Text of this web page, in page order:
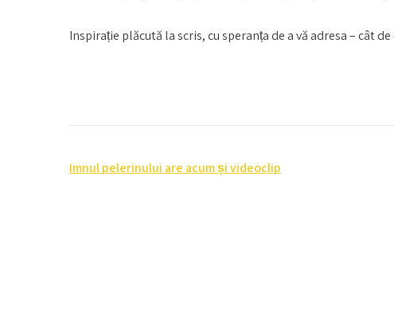
Inspirație plăcută la scris, cu speranța de a vă adresa – cât
Post
Imnul pelerinului are acum și videoclip